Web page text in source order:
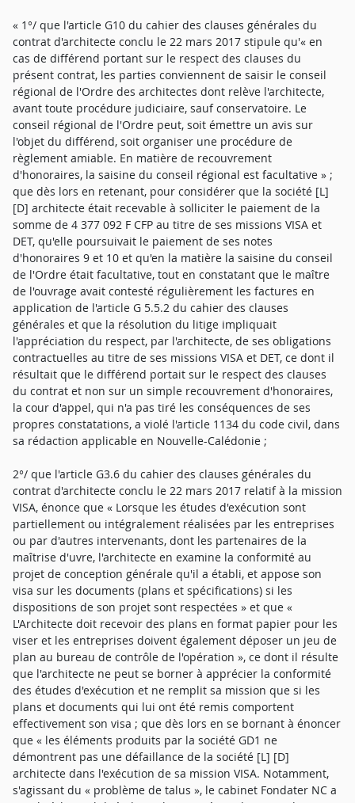
« 1°/ que l'article G10 du cahier des clauses générales du
contrat d'architecte conclu le 22 mars 2017 stipule qu'« en
cas de différend portant sur le respect des clauses du
présent contrat, les parties conviennent de saisir le conseil
régional de l'Ordre des architectes dont relève l'architecte,
avant toute procédure judiciaire, sauf conservatoire. Le
conseil régional de l'Ordre peut, soit émettre un avis sur
l'objet du différend, soit organiser une procédure de
règlement amiable. En matière de recouvrement
d'honoraires, la saisine du conseil régional est facultative » ;
que dès lors en retenant, pour considérer que la société [L]
[D] architecte était recevable à solliciter le paiement de la
somme de 4 377 092 F CFP au titre de ses missions VISA et
DET, qu'elle poursuivait le paiement de ses notes
d'honoraires 9 et 10 et qu'en la matière la saisine du conseil
de l'Ordre était facultative, tout en constatant que le maître
de l'ouvrage avait contesté régulièrement les factures en
application de l'article G 5.5.2 du cahier des clauses
générales et que la résolution du litige impliquait
l'appréciation du respect, par l'architecte, de ses obligations
contractuelles au titre de ses missions VISA et DET, ce dont il
résultait que le différend portait sur le respect des clauses
du contrat et non sur un simple recouvrement d'honoraires,
la cour d'appel, qui n'a pas tiré les conséquences de ses
propres constatations, a violé l'article 1134 du code civil, dans
sa rédaction applicable en Nouvelle-Calédonie ;
2°/ que l'article G3.6 du cahier des clauses générales du
contrat d'architecte conclu le 22 mars 2017 relatif à la mission
VISA, énonce que « Lorsque les études d'exécution sont
partiellement ou intégralement réalisées par les entreprises
ou par d'autres intervenants, dont les partenaires de la
maîtrise d'uvre, l'architecte en examine la conformité au
projet de conception générale qu'il a établi, et appose son
visa sur les documents (plans et spécifications) si les
dispositions de son projet sont respectées » et que «
L'Architecte doit recevoir des plans en format papier pour les
viser et les entreprises doivent également déposer un jeu de
plan au bureau de contrôle de l'opération », ce dont il résulte
que l'architecte ne peut se borner à apprécier la conformité
des études d'exécution et ne remplit sa mission que si les
plans et documents qui lui ont été remis comportent
effectivement son visa ; que dès lors en se bornant à énoncer
que « les éléments produits par la société GD1 ne
démontrent pas une défaillance de la société [L] [D]
architecte dans l'exécution de sa mission VISA. Notamment,
s'agissant du « problème de talus », le cabinet Fondater NC a